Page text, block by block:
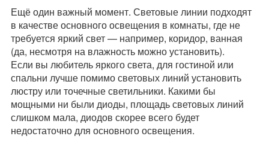
Ещё один важный момент. Световые линии подходят
в качестве основного освещения в комнаты, где не
требуется яркий свет — например, коридор, ванная
(да, несмотря на влажность можно установить).
Если вы любитель яркого света, для гостиной или
спальни лучше помимо световых линий установить
люстру или точечные светильники. Какими бы
мощными ни были диоды, площадь световых линий
слишком мала, диодов скорее всего будет
недостаточно для основного освещения.